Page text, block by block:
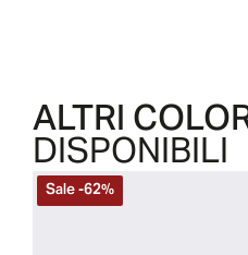
ALTRI
DISPONIBILI
Sale-62%